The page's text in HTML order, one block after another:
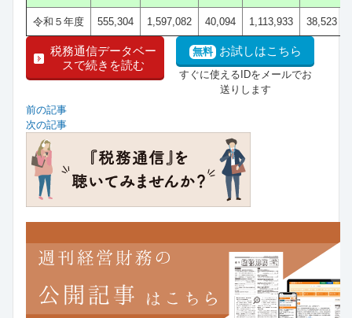
令和５年度 555,304 1,597,082 40,094 1,113,933 38,523
税務通信データベー
スで続きを読む
無料 お試しはこちら
すぐに使えるIDをメールでお
送りします
前の記事
次の記事